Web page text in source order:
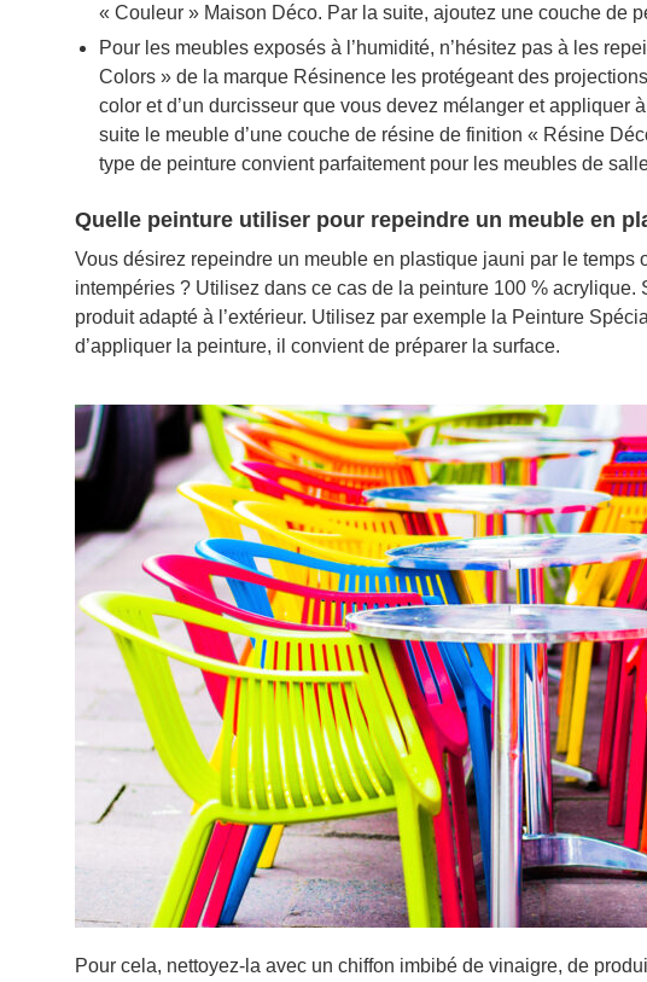
« Couleur » Maison Déco. Par la suite, ajoutez une couche de
Pour les meubles exposés à l’humidité, n’hésitez pas à les
Colors » de la marque Résinence les protégeant des
color et d’un durcisseur que vous devez mélanger et appliquer
suite le meuble d’une couche de résine de finition « Résine
type de peinture convient parfaitement pour les meubles de
Quelle peinture utiliser pour repeindre un meuble en
Vous désirez repeindre un meuble en plastique jauni par le temps
intempéries ? Utilisez dans ce cas de la peinture 100 % acrylique.
produit adapté à l’extérieur. Utilisez par exemple la Peinture
d’appliquer la peinture, il convient de préparer la surface.
Pour cela, nettoyez-la avec un chiffon imbibé de vinaigre, de